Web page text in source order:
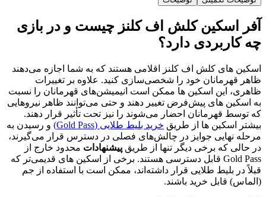
کلش اف کلنز چیست و در بازی
دارد؟
کلش اف کلنز اقلامی هستند که به شما اجازه می‌دهند
خود را شخصی‌سازی کنید. علاوه بر تغییرات
اسکین ها ممکن است انیمیشن‌های قهرمانان را نسبت
های پیش‌فرض تغییر دهند و حتی می‌توانند ظاهر نیروهایی
احضار می‌شوند را نیز تحت تأثیر قرار دهند.
ها از طریق خرید بلیط طلایی (Gold Pass)
و رسیدن به
جوایز در چالش‌های فصلی در دسترس قرار می‌گیرند،
برخی دیگر تنها از طریق پیشنهاداتمحدود خارج از
Gold Pass قابل دسترسی هستند. برخی از اسکین های قدیمی‌تر که
طلایی قرار داشته‌اند، ممکن است با استفاده از جم
خرید باشند.